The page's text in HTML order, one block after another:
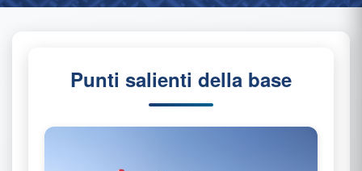
Punti salienti della base